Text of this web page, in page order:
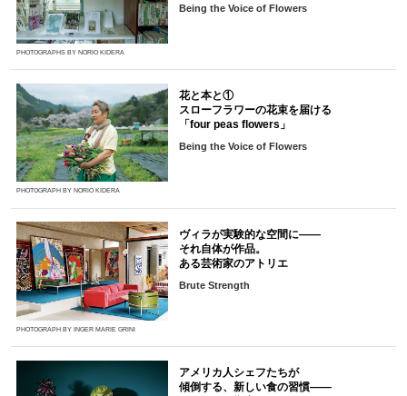
PHOTOGRAPHS BY NORIO KIDERA
Being the Voice of Flowers
PHOTOGRAPH BY NORIO KIDERA
花と本と①
スローフラワーの花束を届ける
「four peas flowers」
Being the Voice of Flowers
PHOTOGRAPH BY INGER MARIE GRINI
ヴィラが実験的な空間に――
それ自体が作品。
ある芸術家のアトリエ
Brute Strength
アメリカ人シェフたちが
傾倒する、新しい食の習慣――